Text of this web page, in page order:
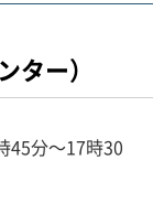
ター）
45分～17時30